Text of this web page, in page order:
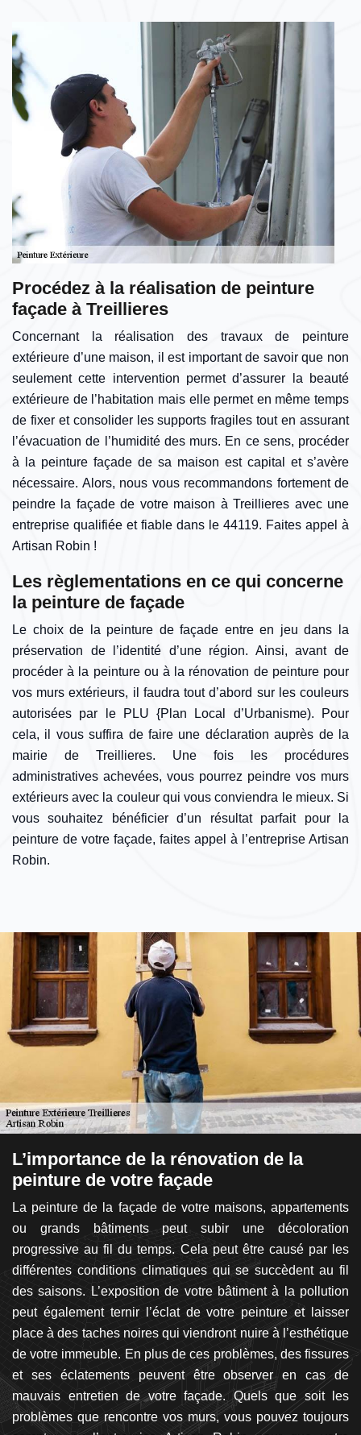
Procédez à la réalisation de peinture
façade à Treillieres
Concernant la réalisation des travaux de peinture
extérieure d’une maison, il est important de savoir que non
seulement cette intervention permet d’assurer la beauté
extérieure de l’habitation mais elle permet en même temps
de fixer et consolider les supports fragiles tout en assurant
l’évacuation de l’humidité des murs. En ce sens, procéder
à la peinture façade de sa maison est capital et s’avère
nécessaire. Alors, nous vous recommandons fortement de
peindre la façade de votre maison à Treillieres avec une
entreprise qualifiée et fiable dans le 44119. Faites appel à
Artisan Robin !
Les règlementations en ce qui concerne
la peinture de façade
Le choix de la peinture de façade entre en jeu dans la
préservation de l’identité d’une région. Ainsi, avant de
procéder à la peinture ou à la rénovation de peinture pour
vos murs extérieurs, il faudra tout d’abord sur les couleurs
autorisées par le PLU {Plan Local d’Urbanisme). Pour
cela, il vous suffira de faire une déclaration auprès de la
mairie de Treillieres. Une fois les procédures
administratives achevées, vous pourrez peindre vos murs
extérieurs avec la couleur qui vous conviendra le mieux. Si
vous souhaitez bénéficier d’un résultat parfait pour la
peinture de votre façade, faites appel à l’entreprise Artisan
Robin.
L’importance de la rénovation de la
peinture de votre façade
La peinture de la façade de votre maisons, appartements
ou grands bâtiments peut subir une décoloration
progressive au fil du temps. Cela peut être causé par les
différentes conditions climatiques qui se succèdent au fil
des saisons. L’exposition de votre bâtiment à la pollution
peut également ternir l’éclat de votre peinture et laisser
place à des taches noires qui viendront nuire à l’esthétique
de votre immeuble. En plus de ces problèmes, des fissures
et ses éclatements peuvent être observer en cas de
mauvais entretien de votre façade. Quels que soit les
problèmes que rencontre vos murs, vous pouvez toujours